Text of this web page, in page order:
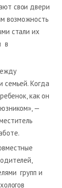
свои двери
возможность
стали их
в
семьей. Когда
как он
—
групп и